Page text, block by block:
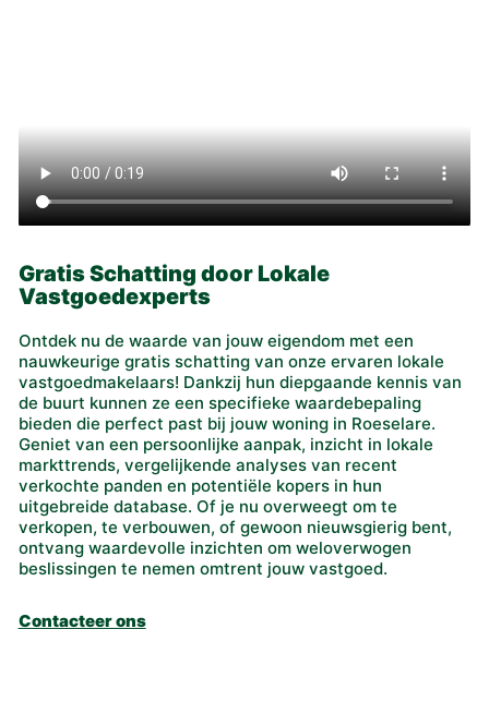
Gratis Schatting door Lokale
Vastgoedexperts
Ontdek nu de waarde van jouw eigendom met een
nauwkeurige gratis schatting van onze ervaren lokale
vastgoedmakelaars! Dankzij hun diepgaande kennis van
de buurt kunnen ze een specifieke waardebepaling
bieden die perfect past bij jouw woning in Roeselare.
Geniet van een persoonlijke aanpak, inzicht in lokale
markttrends, vergelijkende analyses van recent
verkochte panden en potentiële kopers in hun
uitgebreide database. Of je nu overweegt om te
verkopen, te verbouwen, of gewoon nieuwsgierig bent,
ontvang waardevolle inzichten om weloverwogen
beslissingen te nemen omtrent jouw vastgoed.
Contacteer ons